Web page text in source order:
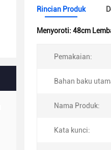
Rincian Produk
Menyoroti: 48cm
Pemakaian:
Bahan baku
Nama Produk:
Kata kunci: